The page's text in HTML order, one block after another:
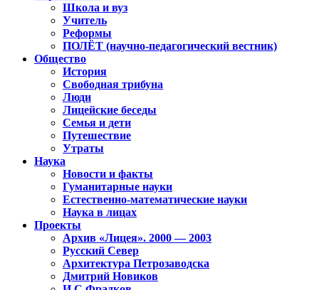
Школа и вуз
Учитель
Реформы
ПОЛЁТ (научно-педагогический вестник)
Общество
История
Свободная трибуна
Люди
Лицейские беседы
Семья и дети
Путешествие
Утраты
Наука
Новости и факты
Гуманитарные науки
Естественно-математические науки
Наука в лицах
Проекты
Архив «Лицея». 2000 — 2003
Русский Север
Архитектура Петрозаводска
Дмитрий Новиков